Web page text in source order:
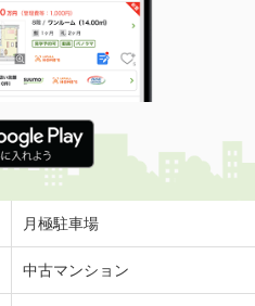
月極駐車場
中古マンション